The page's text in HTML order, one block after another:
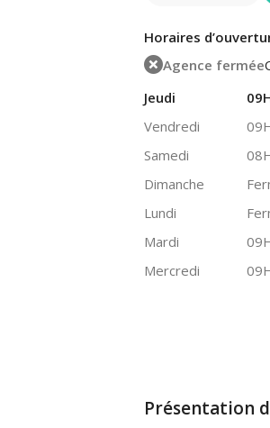
Horaires
Agence fermée
Jeudi
Vendredi
Samedi
Dimanche
Lundi
Mardi
Mercredi
Présentation